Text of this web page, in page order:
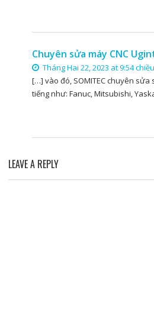
Chuyên sửa máy CNC
Tháng Hai 22, 2023 at 9:54 chiều
[…] vào đó, SOMITEC chuyên sửa
tiếng như: Fanuc, Mitsubishi,
LEAVE A REPLY